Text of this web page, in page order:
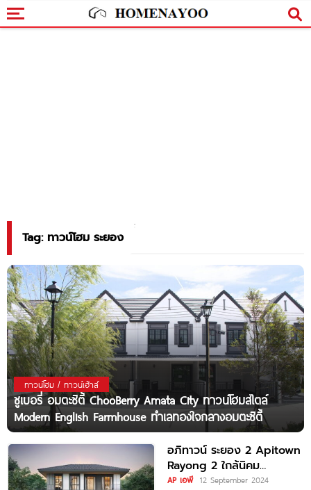
Tag: ทาวน์โฮม ระยอง
ทาวน์โฮม / ทาวน์เฮ้าส์
ชูเบอรี่ อมตะซิตี้ ChooBerry Amata City ทาวน์โฮมสไตล์
Modern English Farmhouse ทำเลทองใจกลางอมตะซิตี้
อภิทาวน์ ระยอง 2 Apitown
Rayong 2 ใกล้นิคม
อุตสาหกรรม และ Central
AP เอพี 12 September 2024